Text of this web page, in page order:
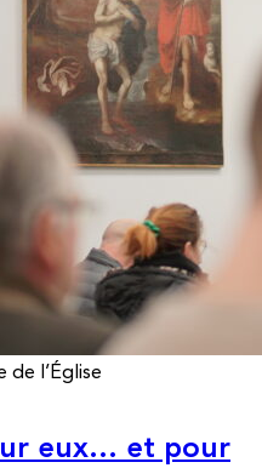
de l’Église
eux… et pour